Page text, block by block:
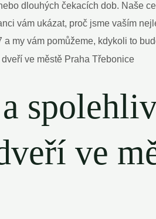
dlouhých čekacích dob. Naše
vám ukázat, proč jsme vaším
my vám pomůžeme, kdykoli to
ve